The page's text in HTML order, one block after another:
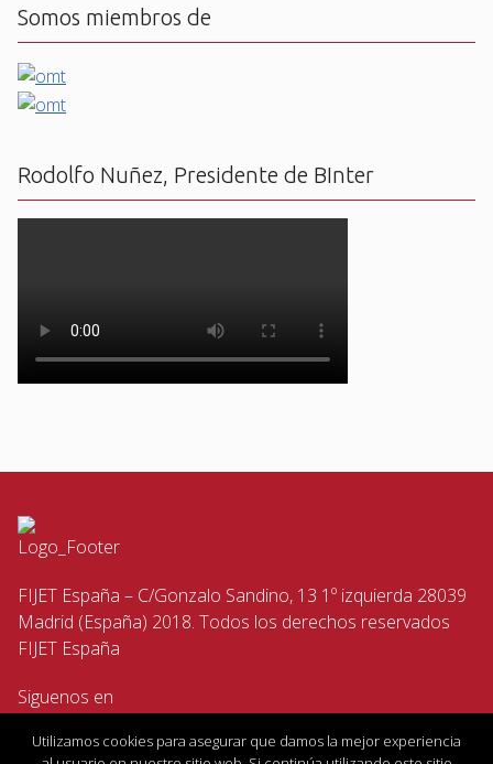
Somos miembros de
Rodolfo Nuñez, Presidente de BInter
FIJET España – C/Gonzalo Sandino, 13 1º izquierda 28039
Madrid (España) 2018. Todos los derechos reservados
FIJET España
Siguenos en
Utilizamos cookies para asegurar que damos la mejor experiencia